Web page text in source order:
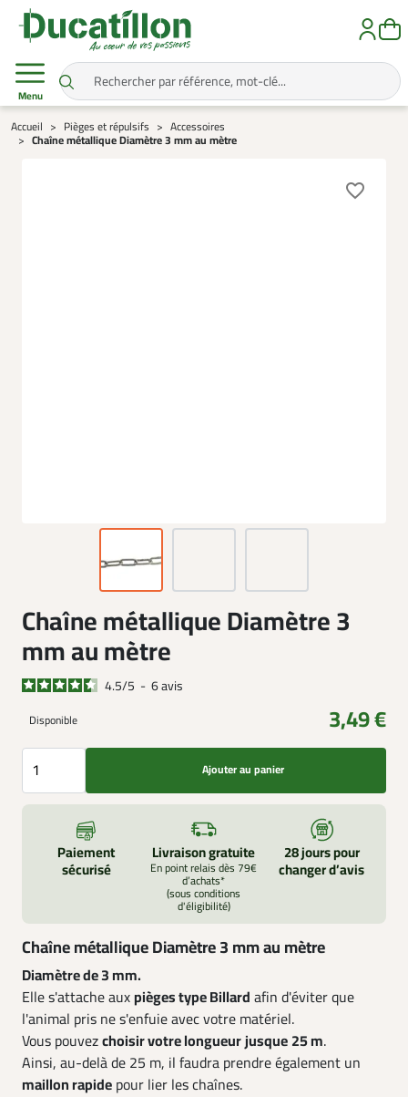
Menu
Accueil Pièges et répulsifs Accessoires
Chaîne métallique Diamètre 3 mm au mètre
favorite_border
Chaîne métallique Diamètre 3
mm au mètre
4.5/5 - 6avis
Disponible 3,49 €
Ajouter au panier
Paiement
sécurisé
Livraison gratuite
En point relais dès 79€
d’achats*
(sous conditions
d'éligibilité)
28 jours pour
changer d’avis
Chaîne métallique Diamètre 3 mm au mètre
Diamètre de 3 mm.
Elle s'attache auxpièges type Billard afin d'éviter que
l'animal pris ne s'enfuie avec votre matériel.
Vous pouvezchoisir votre longueurjusque 25 m.
Ainsi, au-delà de 25 m, il faudra prendre également un
maillon rapide pour lier les chaînes.